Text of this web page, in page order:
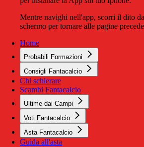
Mentre navighi nell'app, scorri il dito
schermo per tornare alle pagine
Home
Probabili Formazioni
Consigli Fantacalcio
Chi schierare
Scambi Fantacalcio
Ultime dai Campi
Voti Fantacalcio
Asta Fantacalcio
Guida all'asta